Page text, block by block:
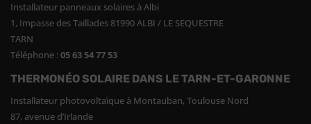
Installateur panneaux solaires à Albi
1, Impasse des Taillades 81990 ALBI / LE SEQUESTRE
TARN
Téléphone :05 63 54 77 53
THERMONÉO SOLAIRE DANS LE TARN-ET-GARONNE
Installateur photovoltaïque à Montauban, Toulouse Nord
87, avenue d’Irlande